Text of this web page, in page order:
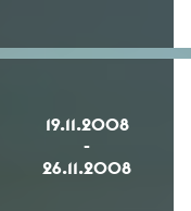
19.11.2008
-
26.11.2008